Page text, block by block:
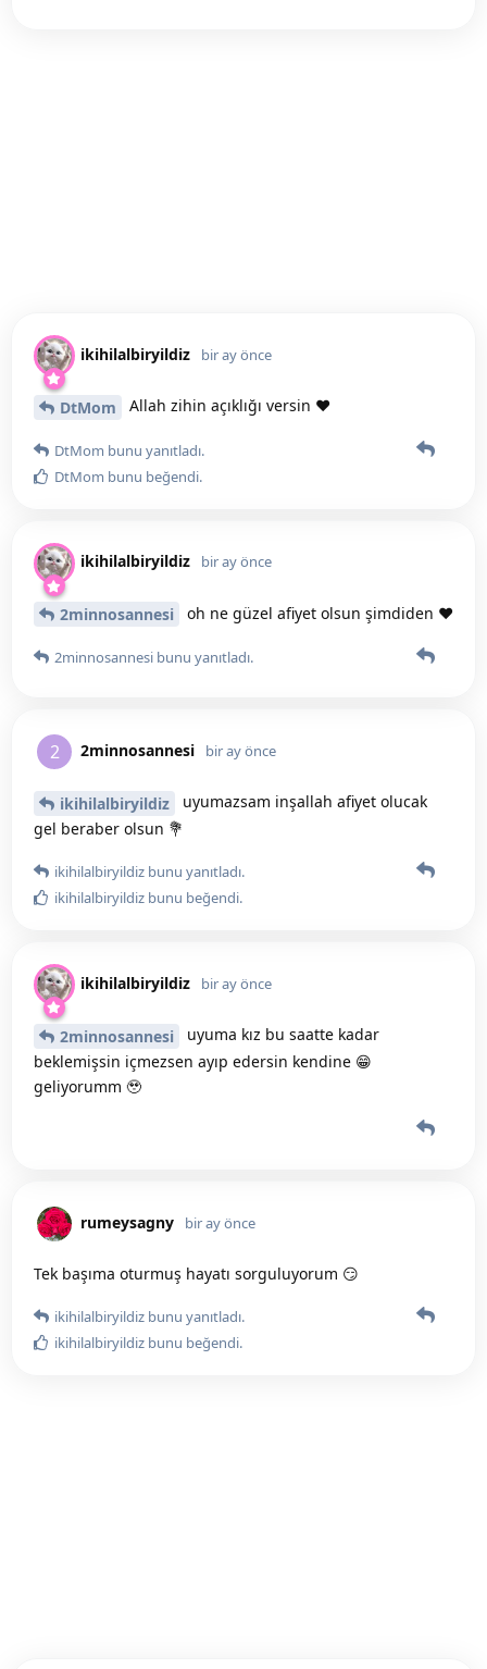
ikihilalbiryildiz bir ay önce
DtMom Allah zihin açıklığı versin ♥️
DtMom bunu yanıtladı.
DtMom bunu beğendi.
ikihilalbiryildiz bir ay önce
2minnosannesi oh ne güzel afiyet olsun şimdiden ♥️
2minnosannesi bunu yanıtladı.
2 2minnosannesi bir ay önce
ikihilalbiryildiz
uyumazsam inşallah afiyet olucak
gel beraber olsun 💐
ikihilalbiryildiz bunu yanıtladı.
ikihilalbiryildiz bunu beğendi.
ikihilalbiryildiz bir ay önce
2minnosannesi
uyuma kız bu saatte kadar
beklemişsin içmezsen ayıp edersin kendine 😁
geliyorumm 🥹
rumeysagny bir ay önce
Tek başıma oturmuş hayatı sorguluyorum 😏
ikihilalbiryildiz bunu yanıtladı.
ikihilalbiryildiz bunu beğendi.